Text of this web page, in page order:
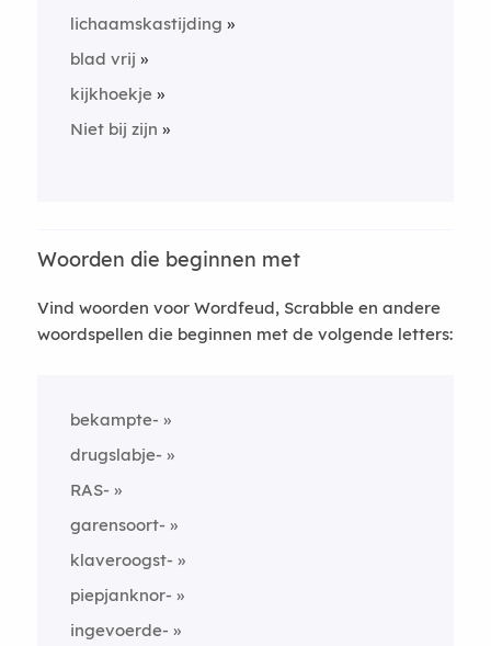
lichaamskastijding
blad vrij
kijkhoekje
Niet bij zijn
Woorden die beginnen met
Vind woorden voor Wordfeud, Scrabble en andere
woordspellen die beginnen met de volgende letters:
bekampte-
drugslabje-
RAS-
garensoort-
klaveroogst-
piepjanknor-
ingevoerde-